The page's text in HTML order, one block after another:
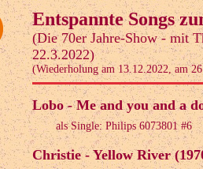
Entspannte Songs
(Die 70er Jahre-Show - mit
22.3.2022)
(Wiederholung am 13.12.2022, am
Lobo - Me and you and a
als Single: Philips 6073801 #6
Christie - Yellow River